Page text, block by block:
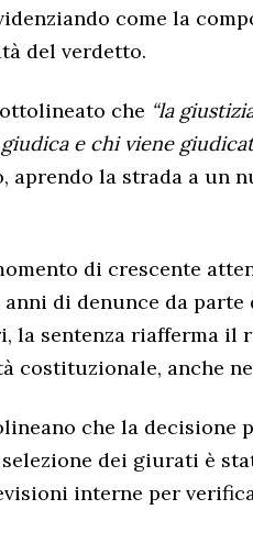
come la
del verdetto.
che “la
e chi viene
aprendo la strada a un
di crescente
di denunce da
la sentenza riafferma il
costituzionale, anche
che la decisione
dei giurati è
interne per